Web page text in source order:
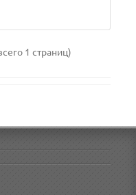
1 страниц)